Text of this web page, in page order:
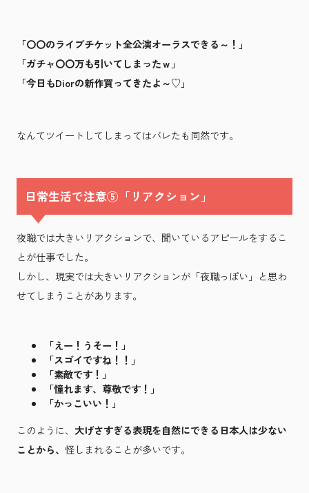
「〇〇のライブチケット全公演オーラスできる～！」
「ガチャ〇〇万も引いてしまったｗ」
「今日もDiorの新作買ってきたよ～♡」
なんてツイートしてしまってはバレたも同然です。
日常生活で注意⑤「リアクション」
夜職では大きいリアクションで、聞いているアピールをするこ
とが仕事でした。
しかし、現実では大きいリアクションが「夜職っぽい」と思わ
せてしまうことがあります。
「えー！うそー！」
「スゴイですね！！」
「素敵です！」
「憧れます、尊敬です！」
「かっこいい！」
このように、 大げさすぎる表現を自然にできる日本人は少ない
ことから、 怪しまれることが多いです。